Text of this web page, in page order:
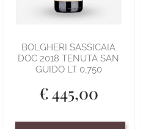
BOLGHERI SASSICAIA
DOC 2018 TENUTA SAN
GUIDO LT 0,750
€ 445,00